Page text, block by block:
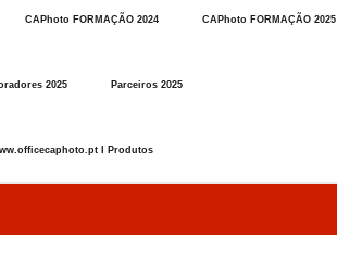
CAPhoto FORMAÇÃO 2024 CAPhoto FORMAÇÃO 2025
2025 Parceiros 2025
I Produtos